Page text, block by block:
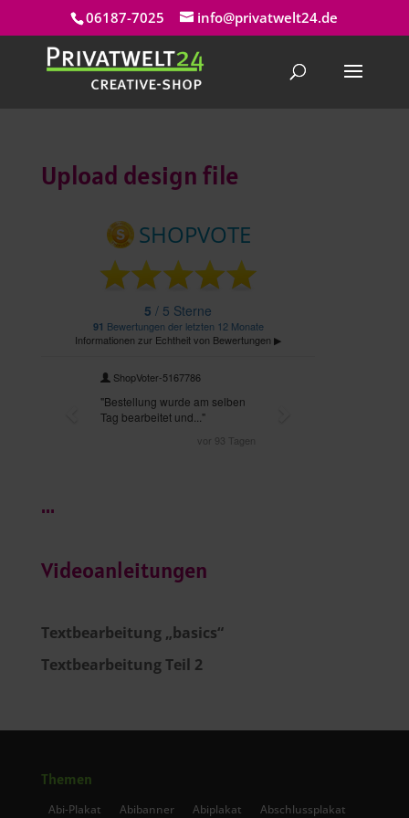
06187-7025 info@privatwelt24.de
Upload design file
...
Videoanleitungen
Textbearbeitung „basics“
Textbearbeitung Teil 2
Themen
Abi-Plakat Abibanner Abiplakat
Abschlussplakat